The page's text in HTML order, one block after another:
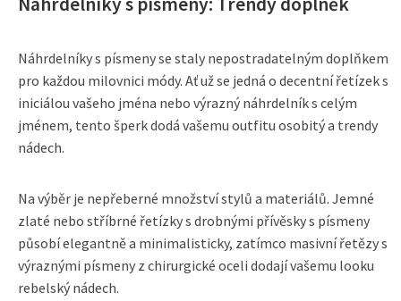
Náhrdelníky s písmeny se staly nepostradatelným doplňkem
pro každou milovnici módy. Ať už se jedná o decentní řetízek s
iniciálou vašeho jména nebo výrazný náhrdelník s celým
jménem, tento šperk dodá vašemu outfitu osobitý a trendy
nádech.
Na výběr je nepřeberné množství stylů a materiálů. Jemné
zlaté nebo stříbrné řetízky s drobnými přívěsky s písmeny
působí elegantně a minimalisticky, zatímco masivní řetězy s
výraznými písmeny z chirurgické oceli dodají vašemu looku
rebelský nádech.